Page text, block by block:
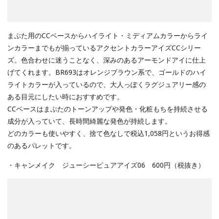
まぶた用のCCベースからハイライト・ミディアムカラーからライ
ンカラーまでもが揃っているアクセントカラーアイズCCシリー
ズ。色合わせに迷うことなく、深みのあるアーモンドアイに仕上
げてくれます。BR693はオレンジブラウン系で、ゴールドのハイ
ライトカラーが入っているので、大人っぽくラグジュアリー感の
ある目元にしたい時におすすめです。
CCベースはまぶたのトーンアップや発色・化粧もちを持続させる
成分が入っていて、長時間綺麗な発色が持続します。
どのカラーも使いやすく、捨て色なしで税込1,058円というお得感
のあるパレットです。
・キャンメイク ジューシーピュアアイズ06 600円（税抜き）